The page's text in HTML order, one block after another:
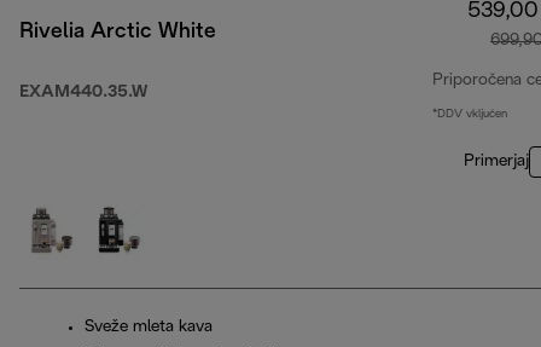
Rivelia Arctic White
EXAM440.35.W
Priporočena
*DDV vključen
Primerjaj
Sveže mleta kava